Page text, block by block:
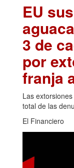
EU
3 de
por
franja
Las
total de las
El Financiero